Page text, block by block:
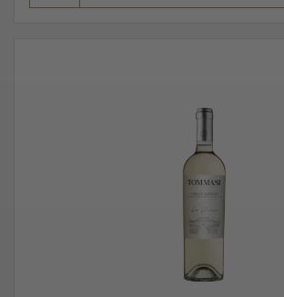
pe care îl poate oferi între dulceața